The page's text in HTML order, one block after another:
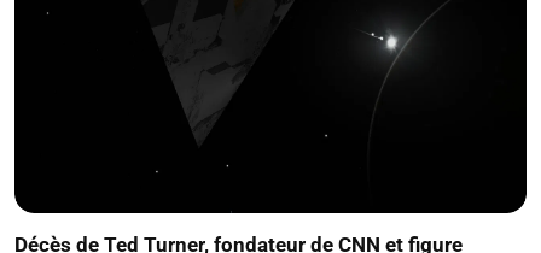
Décès de Ted Turner, fondateur de CNN et figure